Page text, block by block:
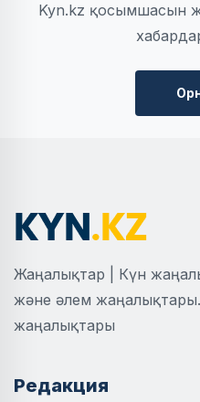
Kyn.kz қосымшасын
Жаңалықтар | Күн
және әлем
жаңалықтары
Редакция